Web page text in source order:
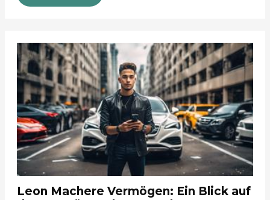
Leon Machere Vermögen: Ein Blick auf